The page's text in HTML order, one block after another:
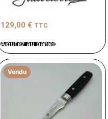
129,00 € TTC
Ajoutez au panier
Vendu